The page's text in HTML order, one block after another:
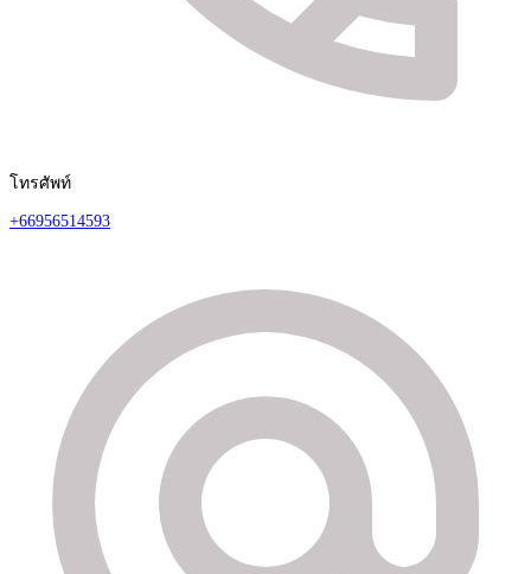
โทรศัพท์
+66956514593